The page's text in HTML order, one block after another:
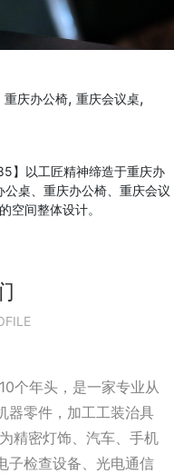
重庆办公椅, 重庆会议桌,
】以工匠精神缔造于重庆办
桌、重庆办公椅、重庆会议
空间整体设计。
个年头，是一家专业从
器零件，加工工装治具
精密灯饰、汽车、手机
子检查设备、光电通信